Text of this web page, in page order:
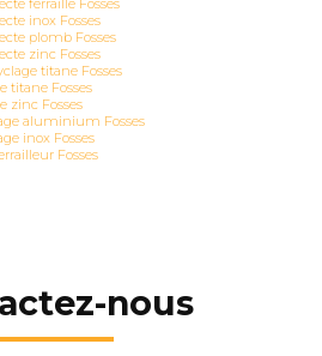
ferraille Fosses
inox Fosses
plomb Fosses
zinc Fosses
titane Fosses
titane Fosses
zinc Fosses
aluminium Fosses
inox Fosses
Fosses
nous